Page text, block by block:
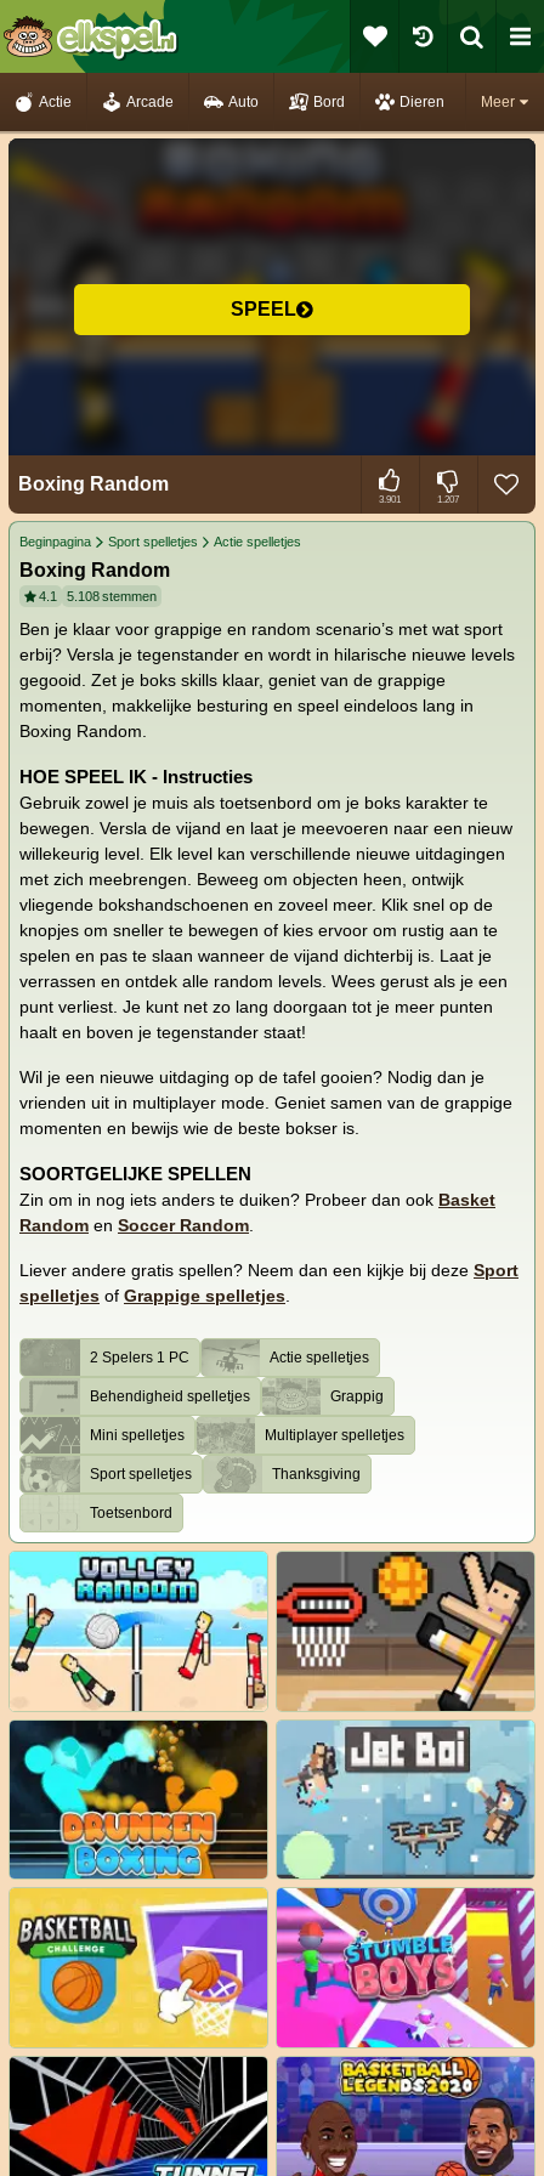
Meer
Actie Arcade Auto Bord Dieren
SPEEL
Boxing Random
3.901 1.207
Beginpagina Sport spelletjes Actie spelletjes
Boxing Random
4.1 5.108stemmen
Ben je klaar voor grappige en random scenario’s met wat sport
erbij? Versla je tegenstander en wordt in hilarische nieuwe levels
gegooid. Zet je boks skills klaar, geniet van de grappige
momenten, makkelijke besturing en speel eindeloos lang in
Boxing Random.
HOE SPEEL IK - Instructies
Gebruik zowel je muis als toetsenbord om je boks karakter te
bewegen. Versla de vijand en laat je meevoeren naar een nieuw
willekeurig level. Elk level kan verschillende nieuwe uitdagingen
met zich meebrengen. Beweeg om objecten heen, ontwijk
vliegende bokshandschoenen en zoveel meer. Klik snel op de
knopjes om sneller te bewegen of kies ervoor om rustig aan te
spelen en pas te slaan wanneer de vijand dichterbij is. Laat je
verrassen en ontdek alle random levels. Wees gerust als je een
punt verliest. Je kunt net zo lang doorgaan tot je meer punten
haalt en boven je tegenstander staat!
Wil je een nieuwe uitdaging op de tafel gooien? Nodig dan je
vrienden uit in multiplayer mode. Geniet samen van de grappige
momenten en bewijs wie de beste bokser is.
SOORTGELIJKE SPELLEN
Zin om in nog iets anders te duiken? Probeer dan ook Basket
Random en Soccer Random.
Liever andere gratis spellen? Neem dan een kijkje bij deze Sport
spelletjes of Grappige spelletjes.
2 Spelers 1 PC Actie spelletjes
Behendigheid spelletjes Grappig
Mini spelletjes Multiplayer spelletjes
Sport spelletjes Thanksgiving
Toetsenbord